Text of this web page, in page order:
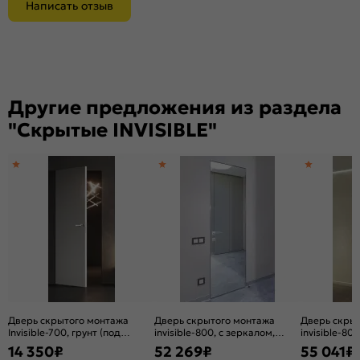
Написать отзыв
Другие предложения из раздела
"Скрытые INVISIBLE"
Дверь скрытого монтажа
Invisible-700, грунт (под
окраску), прямое открывание,
Грунт, каркасно-щитовая
14 350₽
Дверь скрытого монтажа
invisible-800, с зеркалом,
серебро, кромка
алюминиевая матовый хром,
52 269₽
Дверь
invisible-
серебро,
55 041₽